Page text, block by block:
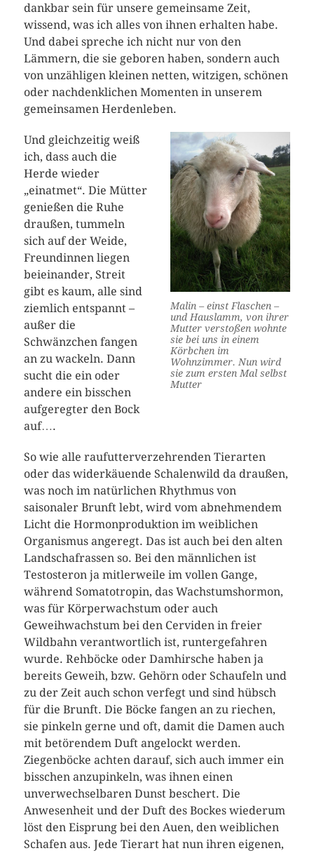
dankbar sein für unsere gemeinsame Zeit,
wissend, was ich alles von ihnen erhalten habe.
Und dabei spreche ich nicht nur von den
Lämmern, die sie geboren haben, sondern auch
von unzähligen kleinen netten, witzigen, schönen
oder nachdenklichen Momenten in unserem
gemeinsamen Herdenleben.
Malin – einst Flaschen –
und Hauslamm, von ihrer
Mutter verstoßen wohnte
sie bei uns in einem
Körbchen im
Wohnzimmer. Nun wird
sie zum ersten Mal selbst
Mutter
Und gleichzeitig weiß
ich, dass auch die
Herde wieder
„einatmet“. Die Mütter
genießen die Ruhe
draußen, tummeln
sich auf der Weide,
Freundinnen liegen
beieinander, Streit
gibt es kaum, alle sind
ziemlich entspannt –
außer die
Schwänzchen fangen
an zu wackeln. Dann
sucht die ein oder
andere ein bisschen
aufgeregter den Bock
auf….
So wie alle raufutterverzehrenden Tierarten
oder das widerkäuende Schalenwild da draußen,
was noch im natürlichen Rhythmus von
saisonaler Brunft lebt, wird vom abnehmendem
Licht die Hormonproduktion im weiblichen
Organismus angeregt. Das ist auch bei den alten
Landschafrassen so. Bei den männlichen ist
Testosteron ja mitlerweile im vollen Gange,
während Somatotropin, das Wachstumshormon,
was für Körperwachstum oder auch
Geweihwachstum bei den Cerviden in freier
Wildbahn verantwortlich ist, runtergefahren
wurde. Rehböcke oder Damhirsche haben ja
bereits Geweih, bzw. Gehörn oder Schaufeln und
zu der Zeit auch schon verfegt und sind hübsch
für die Brunft. Die Böcke fangen an zu riechen,
sie pinkeln gerne und oft, damit die Damen auch
mit betörendem Duft angelockt werden.
Ziegenböcke achten darauf, sich auch immer ein
bisschen anzupinkeln, was ihnen einen
unverwechselbaren Dunst beschert. Die
Anwesenheit und der Duft des Bockes wiederum
löst den Eisprung bei den Auen, den weiblichen
Schafen aus. Jede Tierart hat nun ihren eigenen,